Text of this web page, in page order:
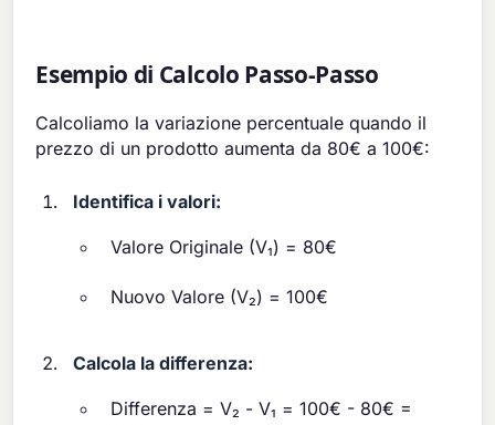
Esempio di Calcolo Passo-Passo
Calcoliamo la variazione percentuale quando il
prezzo di un prodotto aumenta da 80€ a 100€:
Identifica i valori:
Valore Originale (V₁) = 80€
Nuovo Valore (V₂) = 100€
Calcola la differenza:
Differenza = V₂ - V₁ = 100€ - 80€ =